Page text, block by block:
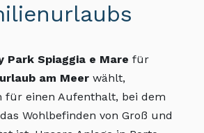
Park Spiaggia e Mare für
am Meer wählt,
für einen Aufenthalt, bei dem
Wohlbefinden von Groß und